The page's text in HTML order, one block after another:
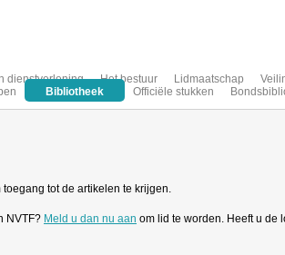
dienstverlening Het bestuur Lidmaatschap
Bibliotheek Officiële stukken
tot de artikelen te krijgen.
NVTF? Meld u dan nu aan om lid te worden. Heeft u de